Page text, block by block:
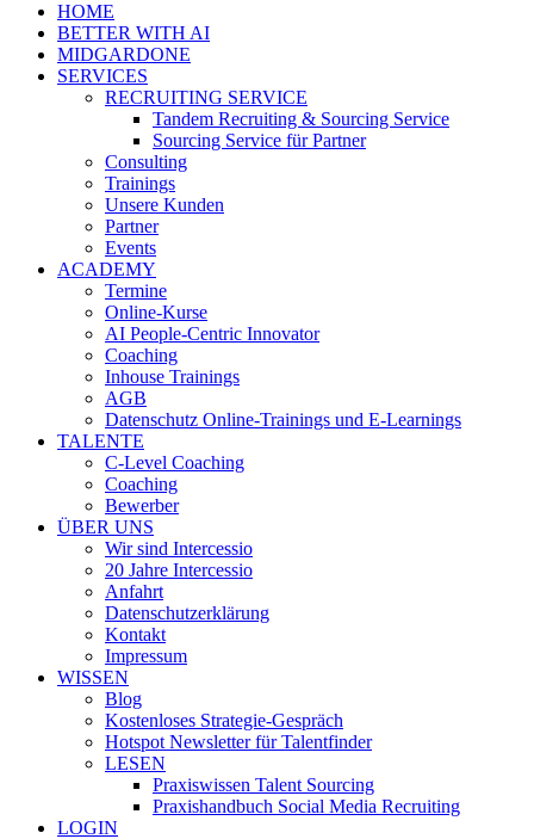
HOME
BETTER WITH AI
MIDGARDONE
SERVICES
RECRUITING SERVICE
Tandem Recruiting & Sourcing Service
Sourcing Service für Partner
Consulting
Trainings
Unsere Kunden
Partner
Events
ACADEMY
Termine
Online-Kurse
AI People-Centric Innovator
Coaching
Inhouse Trainings
AGB
Datenschutz Online-Trainings und E-Learnings
TALENTE
C-Level Coaching
Coaching
Bewerber
ÜBER UNS
Wir sind Intercessio
20 Jahre Intercessio
Anfahrt
Datenschutzerklärung
Kontakt
Impressum
WISSEN
Blog
Kostenloses Strategie-Gespräch
Hotspot Newsletter für Talentfinder
LESEN
Praxiswissen Talent Sourcing
Praxishandbuch Social Media Recruiting
LOGIN